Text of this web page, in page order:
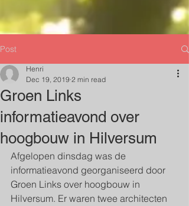
Post
Groen Links
informatieavond over
hoogbouw in Hilversum
Henri
Dec 19, 2019 2 min read
Afgelopen dinsdag was de
informatieavond georganiseerd door
Groen Links over hoogbouw in
Hilversum. Er waren twee architecten